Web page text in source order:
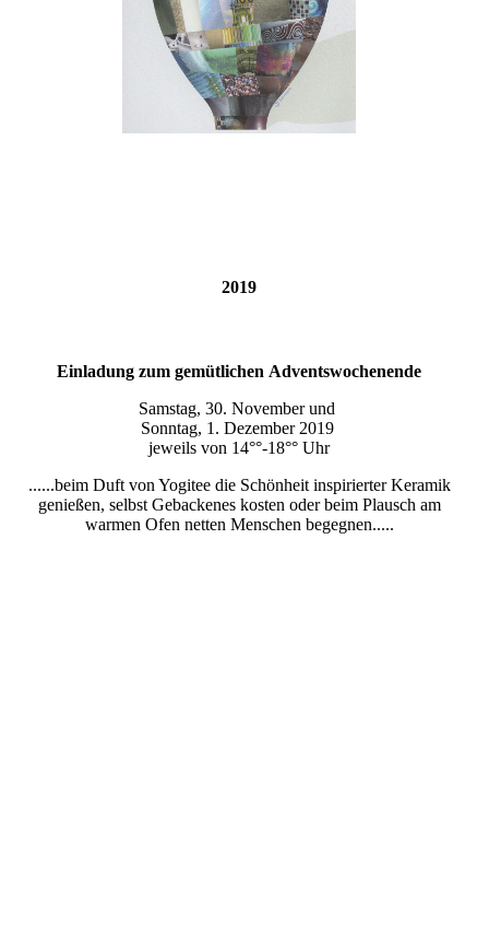
2019
Einladung zum gemütlichen Adventswochenende
Samstag, 30. November und
Sonntag, 1. Dezember 2019
jeweils von 14°°-18°° Uhr
......beim Duft von Yogitee die Schönheit inspirierter Keramik
genießen, selbst Gebackenes kosten oder beim Plausch am
warmen Ofen netten Menschen begegnen.....